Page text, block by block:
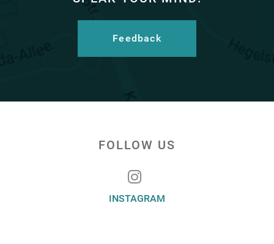
Feedback
FOLLOW US
INSTAGRAM